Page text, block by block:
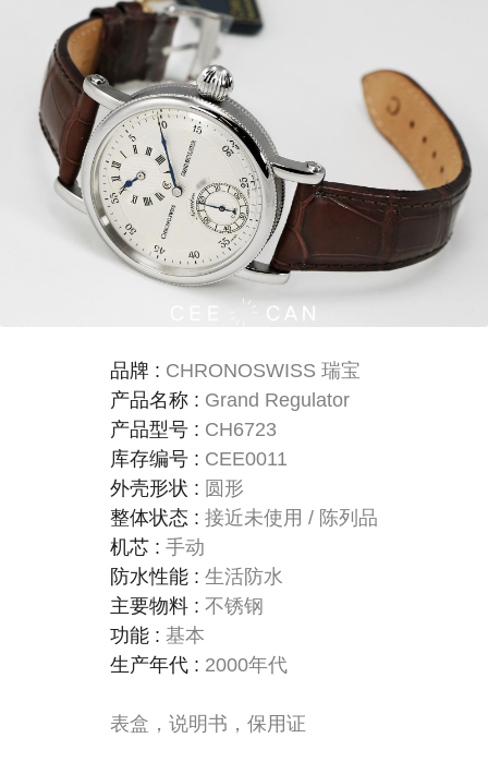
品牌 : CHRONOSWISS 瑞宝
产品名称 : Grand Regulator
产品型号 : CH6723
库存编号 : CEE0011
外壳形状 : 圆形
整体状态 : 接近未使用 / 陈列品
机芯 : 手动
防水性能 : 生活防水
主要物料 : 不锈钢
功能 : 基本
生产年代 : 2000年代
表盒，说明书，保用证